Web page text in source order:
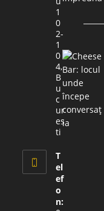
1
0
2-
1
0
4,
B
u
c
ur
es
ti
T
el
ef
o
n: